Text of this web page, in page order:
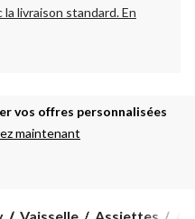
la livraison standard.En
vos offres personnalisées
maintenant